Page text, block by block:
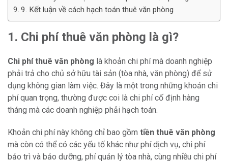
9. Kết luận về cách hạch toán thuê văn phòng
1. Chi phí thuê văn phòng là gì?
Chi phí thuê văn phòng là khoản chi phí mà doanh nghiệp
phải trả cho chủ sở hữu tài sản (tòa nhà, văn phòng) để sử
dụng không gian làm việc. Đây là một trong những khoản chi
phí quan trọng, thường được coi là chi phí cố định hàng
tháng mà các doanh nghiệp phải hạch toán.
Khoản chi phí này không chỉ bao gồm tiền thuê văn phòng
mà còn có thể có các yếu tố khác như phí dịch vụ, chi phí
bảo trì và bảo dưỡng, phí quản lý tòa nhà, cùng nhiều chi phí